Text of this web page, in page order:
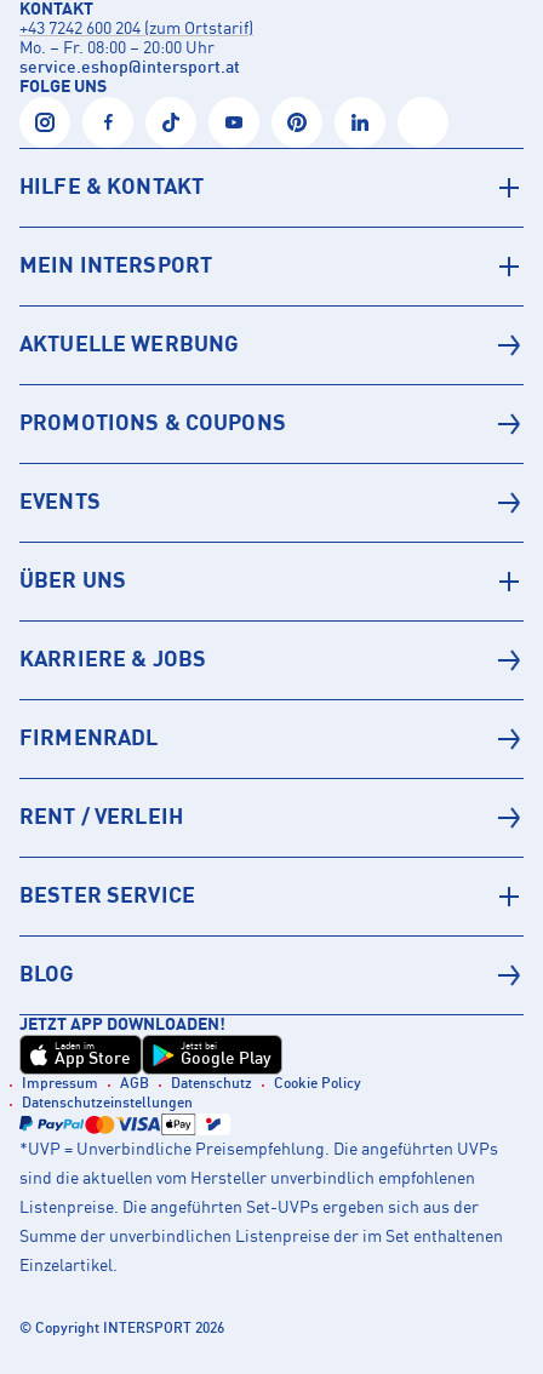
KONTAKT
+43 7242 600 204 (zum Ortstarif)
Mo. – Fr. 08:00 – 20:00 Uhr
service.eshop@intersport.at
FOLGE UNS
HILFE & KONTAKT
MEIN INTERSPORT
AKTUELLE WERBUNG
PROMOTIONS & COUPONS
EVENTS
ÜBER UNS
KARRIERE & JOBS
FIRMENRADL
RENT / VERLEIH
BESTER SERVICE
BLOG
JETZT APP DOWNLOADEN!
Laden im
App Store
Jetzt bei
Google Play
Impressum AGB Datenschutz
Cookie Policy
Datenschutzeinstellungen
*UVP = Unverbindliche Preisempfehlung. Die angeführten UVPs
sind die aktuellen vom Hersteller unverbindlich empfohlenen
Listenpreise. Die angeführten Set-UVPs ergeben sich aus der
Summe der unverbindlichen Listenpreise der im Set enthaltenen
Einzelartikel.
© Copyright INTERSPORT 2026